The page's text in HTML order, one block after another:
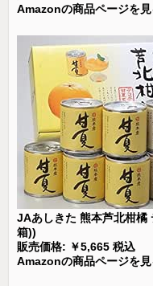
Amazonの商品ページを
JAあしきた 熊本芦北柑橘
箱))
販売価格: ￥5,665 税込
Amazonの商品ページを